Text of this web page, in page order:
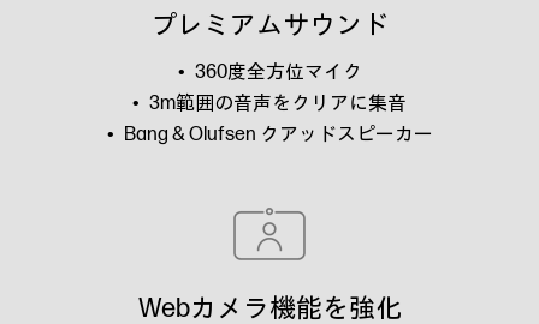
プレミアムサウンド
360度全方位マイク
3m範囲の音声をクリアに集音
Bang & Olufsen クアッドスピーカー
Webカメラ機能を強化